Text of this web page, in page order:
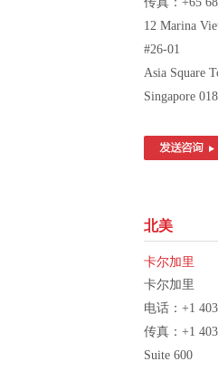
12 Marina
#26-01
Asia Square
Singapore
北美
卡尔加里
卡尔加里
电话：+1
传真：+1
Suite 600